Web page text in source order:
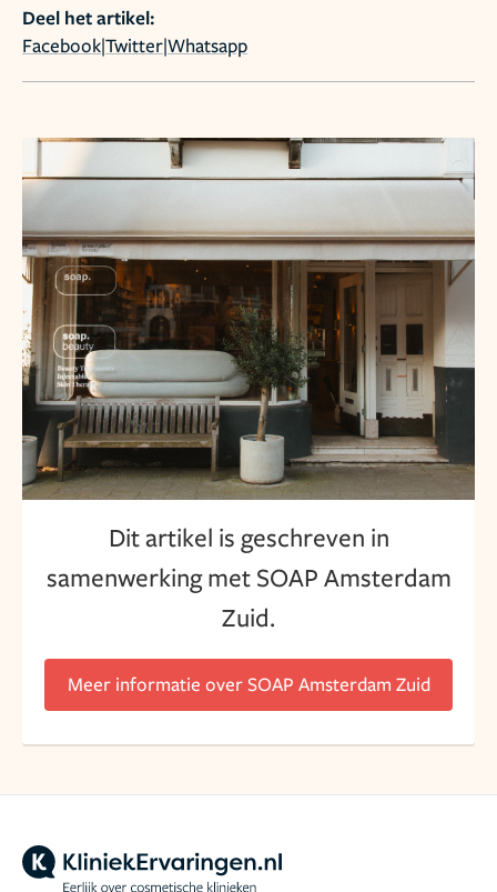
Deel het artikel:
Facebook|Twitter|Whatsapp
Dit artikel is geschreven in
samenwerking met SOAP Amsterdam
Zuid.
Meer informatie over SOAP Amsterdam Zuid